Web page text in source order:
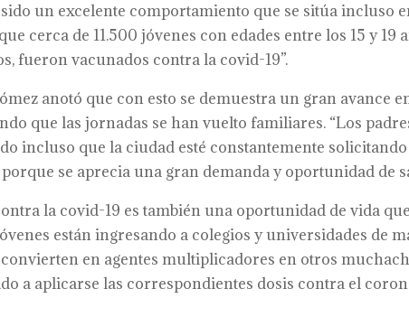
un excelente comportamiento que se sitúa incluso
cerca de 11.500 jóvenes con edades entre los 15 y 19
fueron vacunados contra la covid-19”.
anotó que con esto se demuestra un gran avance
que las jornadas se han vuelto familiares. “Los
incluso que la ciudad esté constantemente
se aprecia una gran demanda y oportunidad de
la covid-19 es también una oportunidad de vida
están ingresando a colegios y universidades de
en agentes multiplicadores en otros
a aplicarse las correspondientes dosis contra el